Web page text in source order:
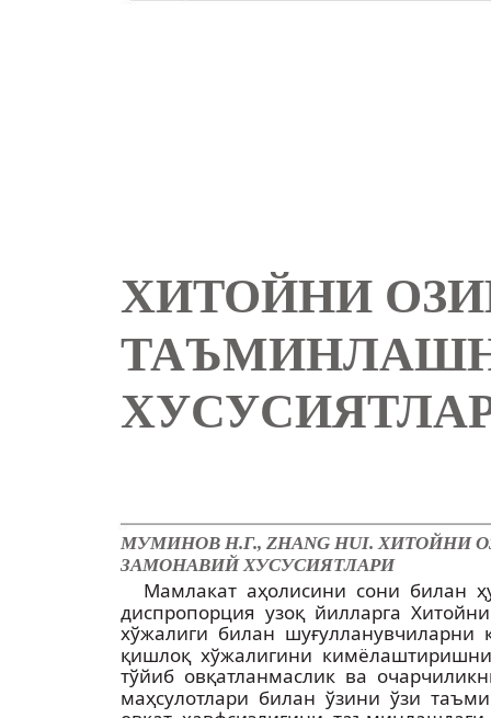
ХИТОЙНИ
МУМИНОВ Н.Г., ZHANG HUI. ХИТОЙНИ
ЗАМОНАВИЙ ХУСУСИЯТЛАРИ
Мамлакат аҳолисини сони билан
диспропорция узоқ йилларга
хўжалиги билан
қишлоқ хўжалигини
тўйиб овқатланмаслик ва
маҳсулотлари билан ўзини ўзи